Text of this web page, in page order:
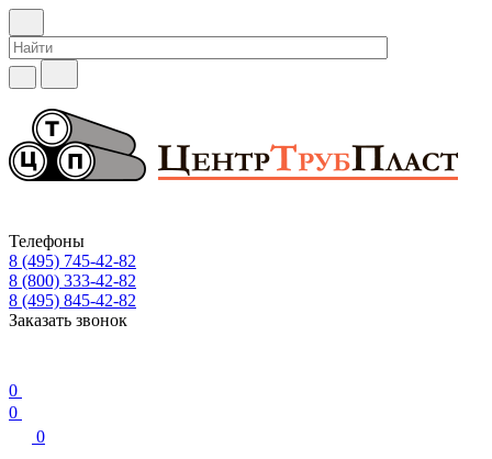
Телефоны
8 (495) 745-42-82
8 (800) 333-42-82
8 (495) 845-42-82
Заказать звонок
0
0
0